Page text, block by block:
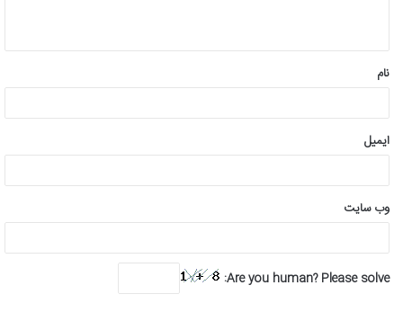
*
نام
ایمیل
وب‌ سایت
Are you human? Please solve: